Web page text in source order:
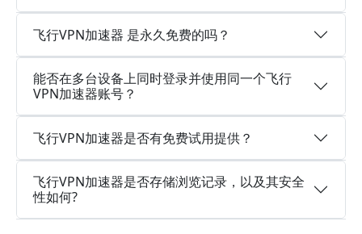
飞行VPN加速器 是永久免费的吗？
能否在多台设备上同时登录并使用同一个飞行
VPN加速器账号？
飞行VPN加速器是否有免费试用提供？
飞行VPN加速器是否存储浏览记录，以及其安全
性如何?